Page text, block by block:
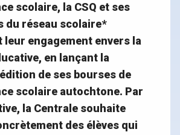
scolaire, la CSQ et ses
du réseau scolaire*
engagement envers la
en lançant la
de ses bourses de
scolaire autochtone. Par
la Centrale souhaite
des élèves qui